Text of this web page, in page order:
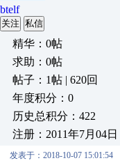
btelf
关注 私信
精华：0帖
求助：0帖
帖子：1帖 | 620回
年度积分：0
历史总积分：422
注册：2011年7月04日
发表于：2018-10-07 15:01:54